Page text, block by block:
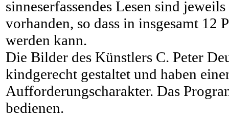
sinneserfassendes Lesen sind
vorhanden, so dass in insgesamt 12
werden kann.
Die Bilder des Künstlers C. Peter
kindgerecht gestaltet und haben
Aufforderungscharakter. Das
bedienen.